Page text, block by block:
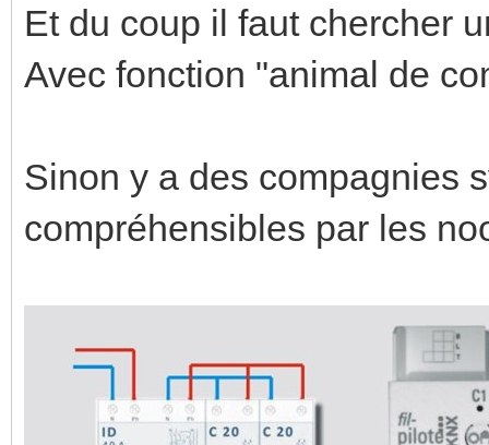
Et du coup il faut chercher
Avec fonction "animal de
Sinon y a des compagnies
compréhensibles par les